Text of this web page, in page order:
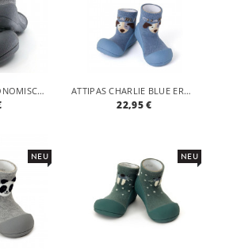
TEDDY GREY ERGONOMISCHE BABY LAUFLERNSCHUHE, ATMUNGSAKTIVE KINDER HAUSSCHUHE ABS SOCKEN BABYSCHUHE ANTIRUTSCH ATTIPAS CHARLIE BLUE ERGONOMISCHE BABY LAUFLERNSCHUHE, ATMUNGSAKTIVE KINDER HAUSSCHUHE ABS SOCKEN BABYSCHUHE ANTIRUTSCH
22,95 €
NEU NEU